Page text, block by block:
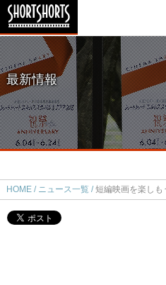
最新情報
HOME ニュース一覧 短編映画を楽しもう SHIBUYA